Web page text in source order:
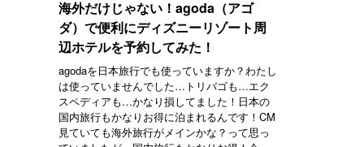
海外だけじゃない！agoda（アゴ
ダ）で便利にディズニーリゾート周
辺ホテルを予約してみた！
agodaを日本旅行でも使っていますか？わたし
は使っていませんでした…トリバゴも…エク
スペディアも…かなり損してました！日本の
国内旅行もかなりお得に泊まれるんです！CM
見ていても海外旅行がメインかな？って思っ